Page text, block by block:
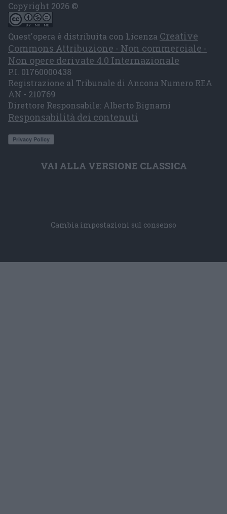
Copyright 2026 ©
Quest'opera è distribuita con Licenza Creative
Commons Attribuzione - Non commerciale -
Non opere derivate 4.0 Internazionale
P.I. 01760000438
Registrazione al Tribunale di Ancona Numero REA
AN - 210769
Direttore Responsabile: Alberto Bignami
Responsabilità dei contenuti
VAI ALLA VERSIONE CLASSICA
Cambia impostazioni sul consenso